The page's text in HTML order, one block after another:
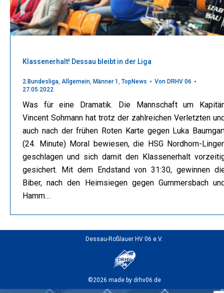
Klassenerhalt! Dessau bleibt in der Liga
2.Bundesliga, Allgemein, Männer 1 , TopNews Von DRHV 06
27.05.2022
Was für eine Dramatik. Die Mannschaft um
Vincent Sohmann hat trotz der zahlreichen Verletzten
auch nach der frühen Roten Karte gegen Luka
(24. Minute) Moral bewiesen, die HSG Nordhorn-
geschlagen und sich damit den Klassenerhalt
gesichert. Mit dem Endstand von 31:30, gewinnen
Biber, nach den Heimsiegen gegen Gummersbach
Hamm…
Dessau-Roßlauer HV 06 e.V.
©2026 made by drhv06.de